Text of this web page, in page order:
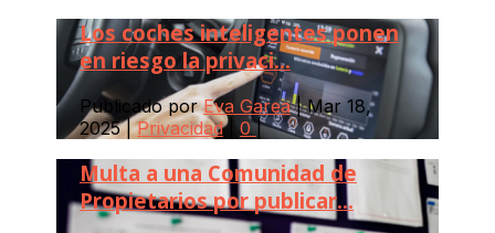
Los coches inteligentes ponen
en riesgo la privaci...
Publicado porEva Garea|Mar 18,
2025|Privacidad| 0|
Multa a una Comunidad de
Propietarios por publicar...